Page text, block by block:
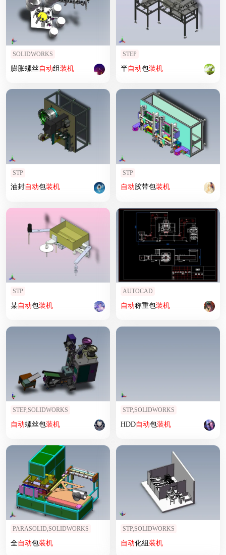
SOLIDWORKS
膨胀螺丝自动组装机
STEP
半自动包装机
STP
油封自动包装机
STP
自动胶带包装机
STP
某自动包装机
AUTOCAD
自动称重包装机
STEP,SOLIDWORKS
自动螺丝包装机
STP,SOLIDWORKS
HDD自动包装机
PARASOLID,SOLIDWORKS
全自动包装机
STP,SOLIDWORKS
自动化组装机